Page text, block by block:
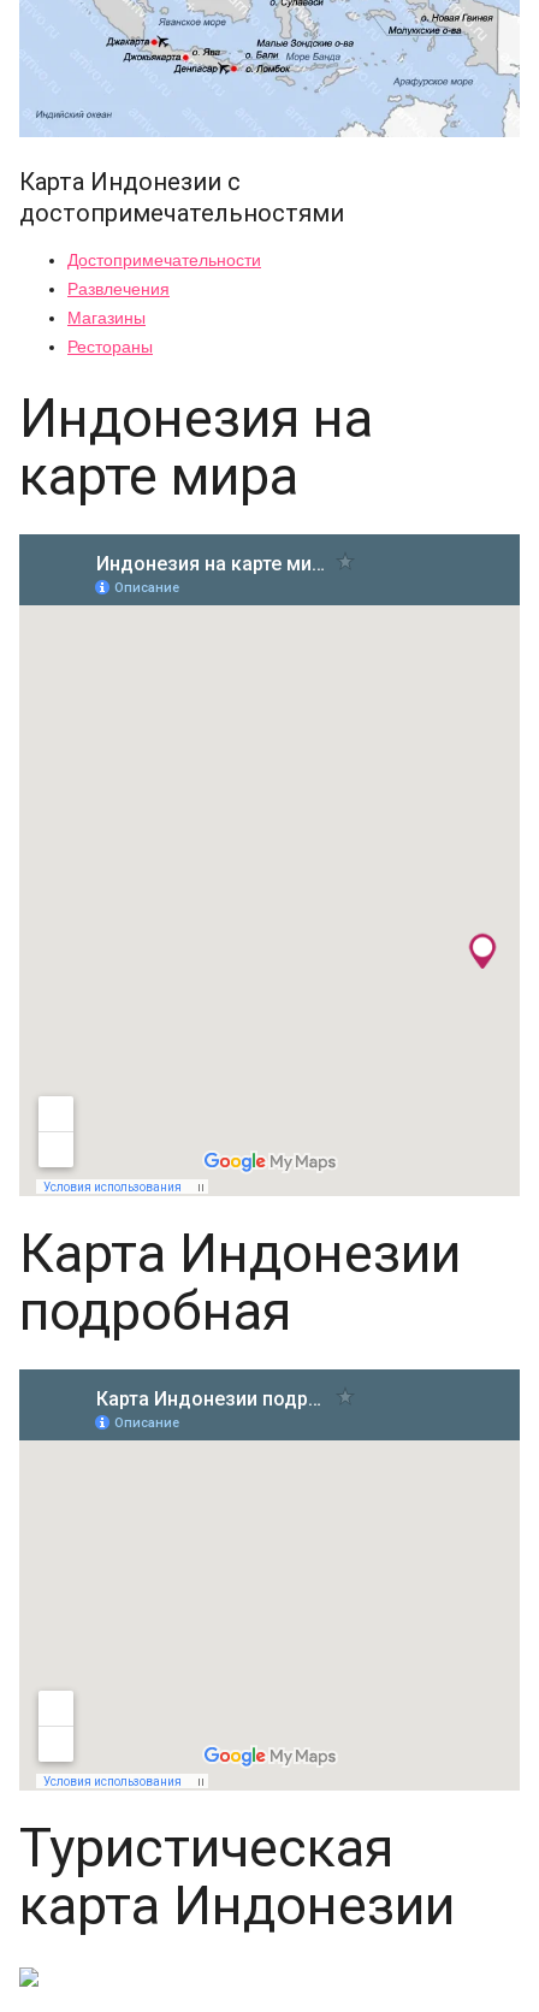
Карта Индонезии с
достопримечательностями
Достопримечательности
Развлечения
Магазины
Рестораны
Индонезия на
карте мира
Карта Индонезии
подробная
Туристическая
карта Индонезии